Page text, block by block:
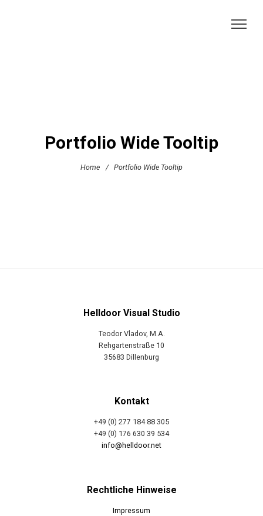
Portfolio Wide Tooltip
Home / Portfolio Wide Tooltip
Helldoor Visual Studio
Teodor Vladov, M.A.
Rehgartenstraße 10
35683 Dillenburg
Kontakt
+49 (0) 277 184 88 305
+49 (0) 176 630 39 534
info@helldoor.net
Rechtliche Hinweise
Impressum